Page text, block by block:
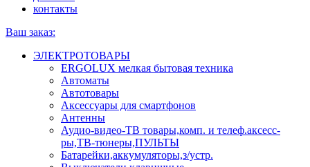
контакты
Ваш заказ:
ЭЛЕКТРОТОВАРЫ
ERGOLUX мелкая бытовая техника
Автоматы
Автотовары
Аксессуары для смартфонов
Антенны
Аудио-видео-ТВ товары,комп. и телеф.аксесс-
ры,ТВ-тюнеры,ПУЛЬТЫ
Батарейки,аккумуляторы,з/устр.